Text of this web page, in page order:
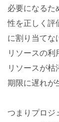
必要になるた
性を正しく評
に割り当てな
リソースの
リソースが
期限に遅れが
つまりプロジ